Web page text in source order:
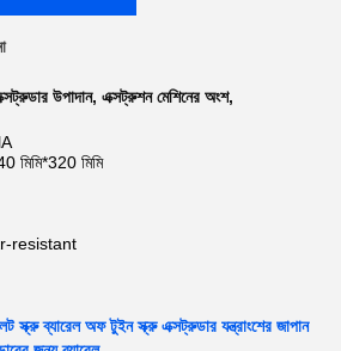
উপাদান, এক্সট্রুশন মেশিনের অংশ,
মিমি*320 মিমি
resistant
ব্যারেল অফ টুইন স্ক্রু এক্সট্রুডার যন্ত্রাংশের জাপান